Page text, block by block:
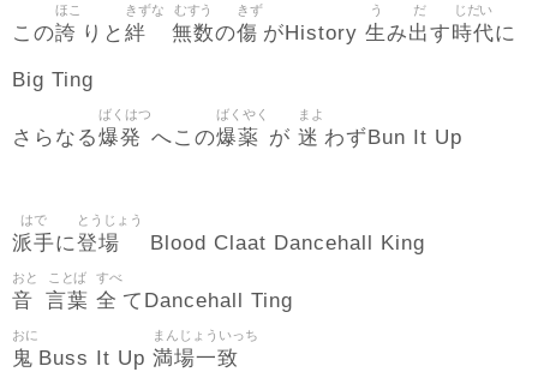
この誇
ほこ
りと 絆
きずな
無数
むすう
の傷
きず
がHistory 生
う
み出
だ
す時代
じだい
に
Big Ting
さらなる爆発
ばくはつ
へこの爆薬
ばくやく
が 迷
まよ
わずBun It Up
派手
はで
に登場
とうじょう
Blood Claat Dancehall King
音
おと
言葉
ことば
全
すべ
てDancehall Ting
鬼
おに
Buss It Up 満場一致
まんじょういっち